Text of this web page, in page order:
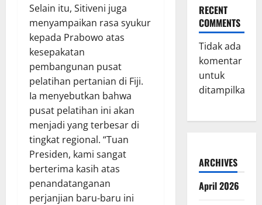
Selain itu, Sitiveni juga
menyampaikan rasa syukur
kepada Prabowo atas
kesepakatan
pembangunan pusat
pelatihan pertanian di Fiji.
Ia menyebutkan bahwa
pusat pelatihan ini akan
menjadi yang terbesar di
tingkat regional. “Tuan
Presiden, kami sangat
berterima kasih atas
penandatanganan
perjanjian baru-baru ini
RECENT
COMMENTS
Tidak ada
komentar
untuk
ditampilkan.
ARCHIVES
April 2026